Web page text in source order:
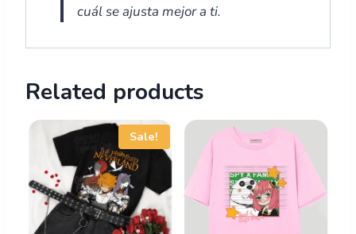
cuál se ajusta mejor a ti.
Related products
Sale!